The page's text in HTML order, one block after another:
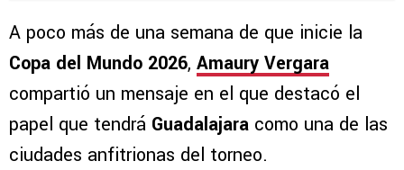
A poco más de una semana de que inicie la
Copa del Mundo 2026, Amaury Vergara
compartió un mensaje en el que destacó el
papel que tendrá Guadalajara como una de las
ciudades anfitrionas del torneo.